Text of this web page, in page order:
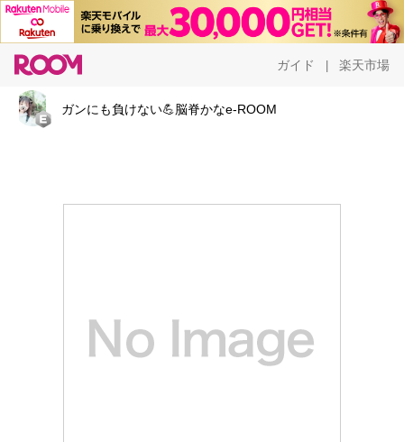
ガイド 楽天市場
ガンにも負けない💪脳脊かなe-ROOM